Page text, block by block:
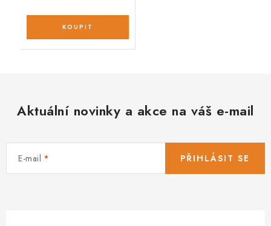
Aktuální novinky a akce na váš e-mail
E-mail PŘIHLÁSIT SE